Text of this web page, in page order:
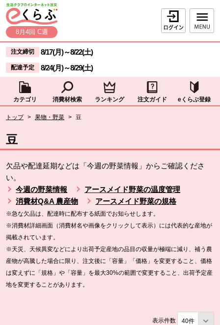
ページの先頭です。
本文へジャンプする。
8月4回 C週
ログイン
ここからサイト内共通メニューです。
サイト内共通メニューをスキップする
注文締切 8/17(月)～8/22(土)
配達予定 8/24(月)～8/29(土)
カテゴリ 消費材検索 ランキング 注文ガイド eくらぶ登録
トップ > 果物・野菜 > 豆
豆
欠品や配達延期などは「今週の野菜情報」からご確認くださ
い。
今週の野菜情報
アースメイド野菜の温度管理
消費材Q&A 農産物
アースメイド野菜の規格
※急な欠品は、配達時に配布する紙面でお知らせします。
※消費材詳細画面（消費材名や画像をクリックして表示）には代表的な産地が
掲載されています。
※天災、天候異変などにより出荷予定産地の品目の収量が極端に減り、補う農
産物が高騰した場合に限り、注文後に「容量」「価格」を変更すること、価格
は変えずに「規格」や「容量」を最大30%の範囲で変更すること、出荷予定産
地を変更することがあります。
表示件数